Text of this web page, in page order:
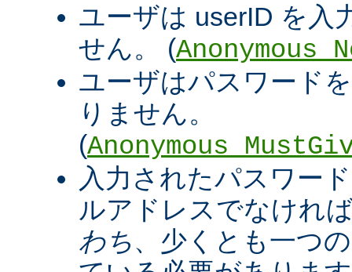
ユーザは userID を入
せん。 (
ユーザはパスワード
りません。
(
入力されたパスワー
ルアドレスでなけれ
わち、少くとも一つ